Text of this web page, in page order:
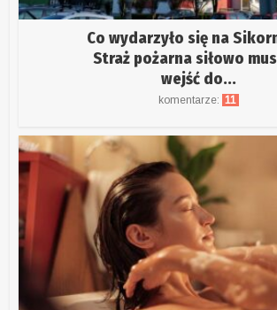
Co wydarzyło się na
Straż pożarna siłowo
wejść do...
komentarze: 11